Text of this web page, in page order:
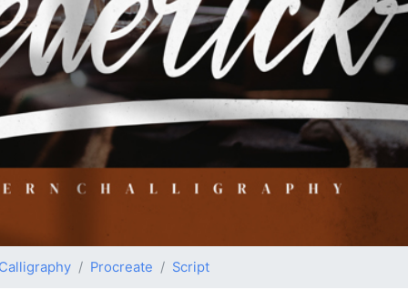
Procreate Script